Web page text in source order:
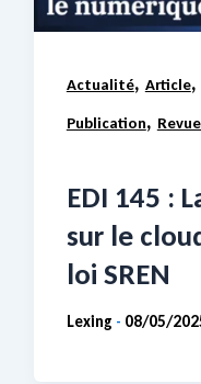
Actualité, Article,
Publication,
EDI 145 :
sur le
loi SREN
Lexing - 08/05/